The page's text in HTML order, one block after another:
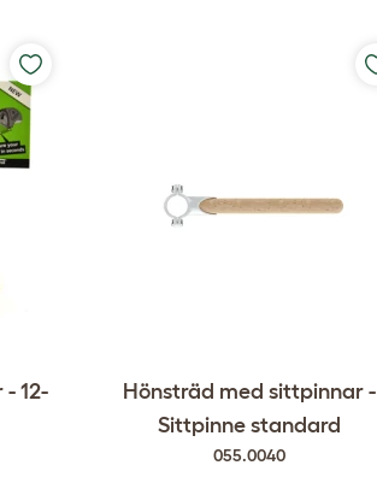
12-
Hönsträd med sittpinnar -
Sittpinne standard
055.0040